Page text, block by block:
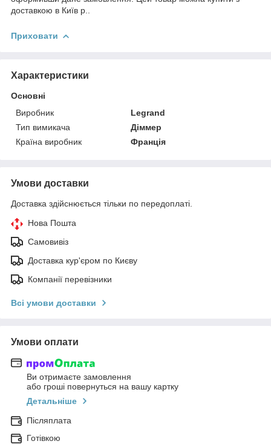
доставкою в Київ р..
Приховати
Характеристики
Основні
Виробник
Legrand
Тип вимикача
Діммер
Країна виробник
Франція
Умови доставки
Доставка здійснюється тільки по передоплаті.
Нова Пошта
Самовивіз
Доставка кур'єром по Києву
Компанії перевізники
Всі умови доставки
Умови оплати
Ви отримаєте замовлення
або гроші повернуться на вашу картку
Детальніше
Післяплата
Готівкою